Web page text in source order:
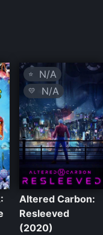
⭐N/A
💛 N/A
Altered Carbon:
Resleeved
(2020)